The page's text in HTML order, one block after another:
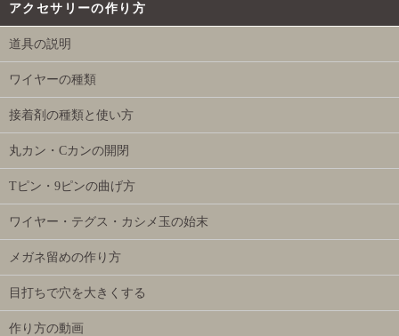
アクセサリーの作り方
道具の説明
ワイヤーの種類
接着剤の種類と使い方
丸カン・Cカンの開閉
Tピン・9ピンの曲げ方
ワイヤー・テグス・カシメ玉の始末
メガネ留めの作り方
目打ちで穴を大きくする
作り方の動画